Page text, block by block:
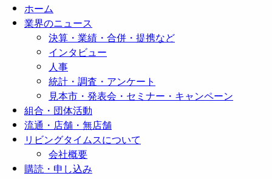
ホーム
業界のニュース
決算・業績・合併・提携など
インタビュー
人事
統計・調査・アンケート
見本市・発表会・セミナー・キャンペーン
組合・団体活動
流通・店舗・無店舗
リビングタイムスについて
会社概要
購読・申し込み